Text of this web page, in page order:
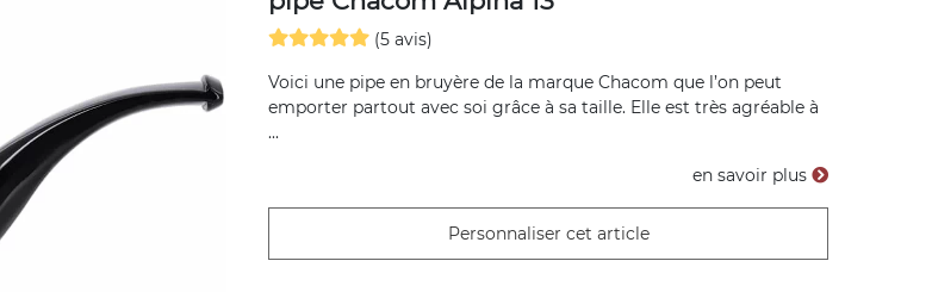
(5 avis)
Voici une pipe en bruyère de la marque Chacom que l’on peut
emporter partout avec soi grâce à sa taille. Elle est très agréable à
...
en savoir plus
Personnaliser cet article